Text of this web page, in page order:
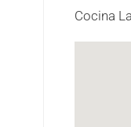
Cocina